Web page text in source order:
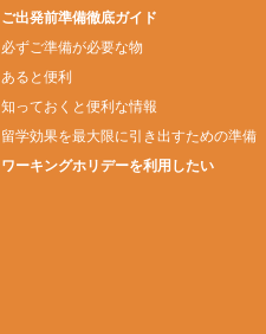
ご出発前準備徹底ガイド
必ずご準備が必要な物
あると便利
知っておくと便利な情報
留学効果を最大限に引き出すための準備
ワーキングホリデーを利用したい